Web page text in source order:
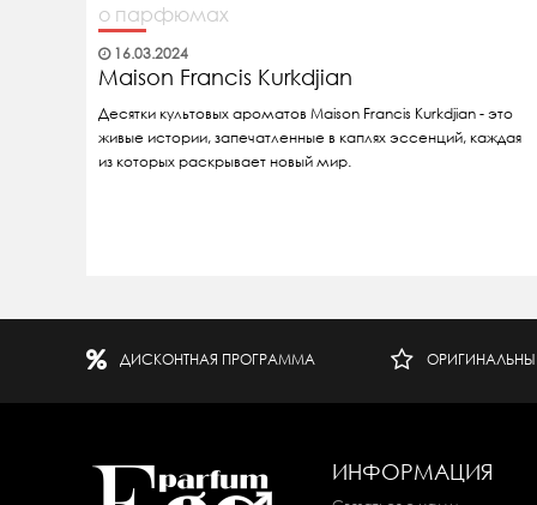
о парфюмах
16.03.2024
Maison Francis Kurkdjian
Десятки культовых ароматов Maison Francis Kurkdjian - это
живые истории, запечатленные в каплях эссенций, каждая
из которых раскрывает новый мир.
ДИСКОНТНАЯ ПРОГРАММА
ИНФОРМАЦИЯ